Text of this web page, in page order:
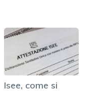
Isee, come si